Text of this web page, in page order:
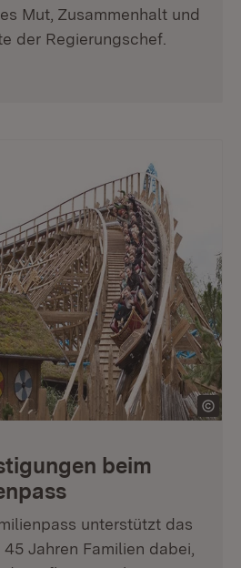
Mut, Zusammenhalt und
der Regierungschef.
beim
unterstützt das
Jahren Familien dabei,